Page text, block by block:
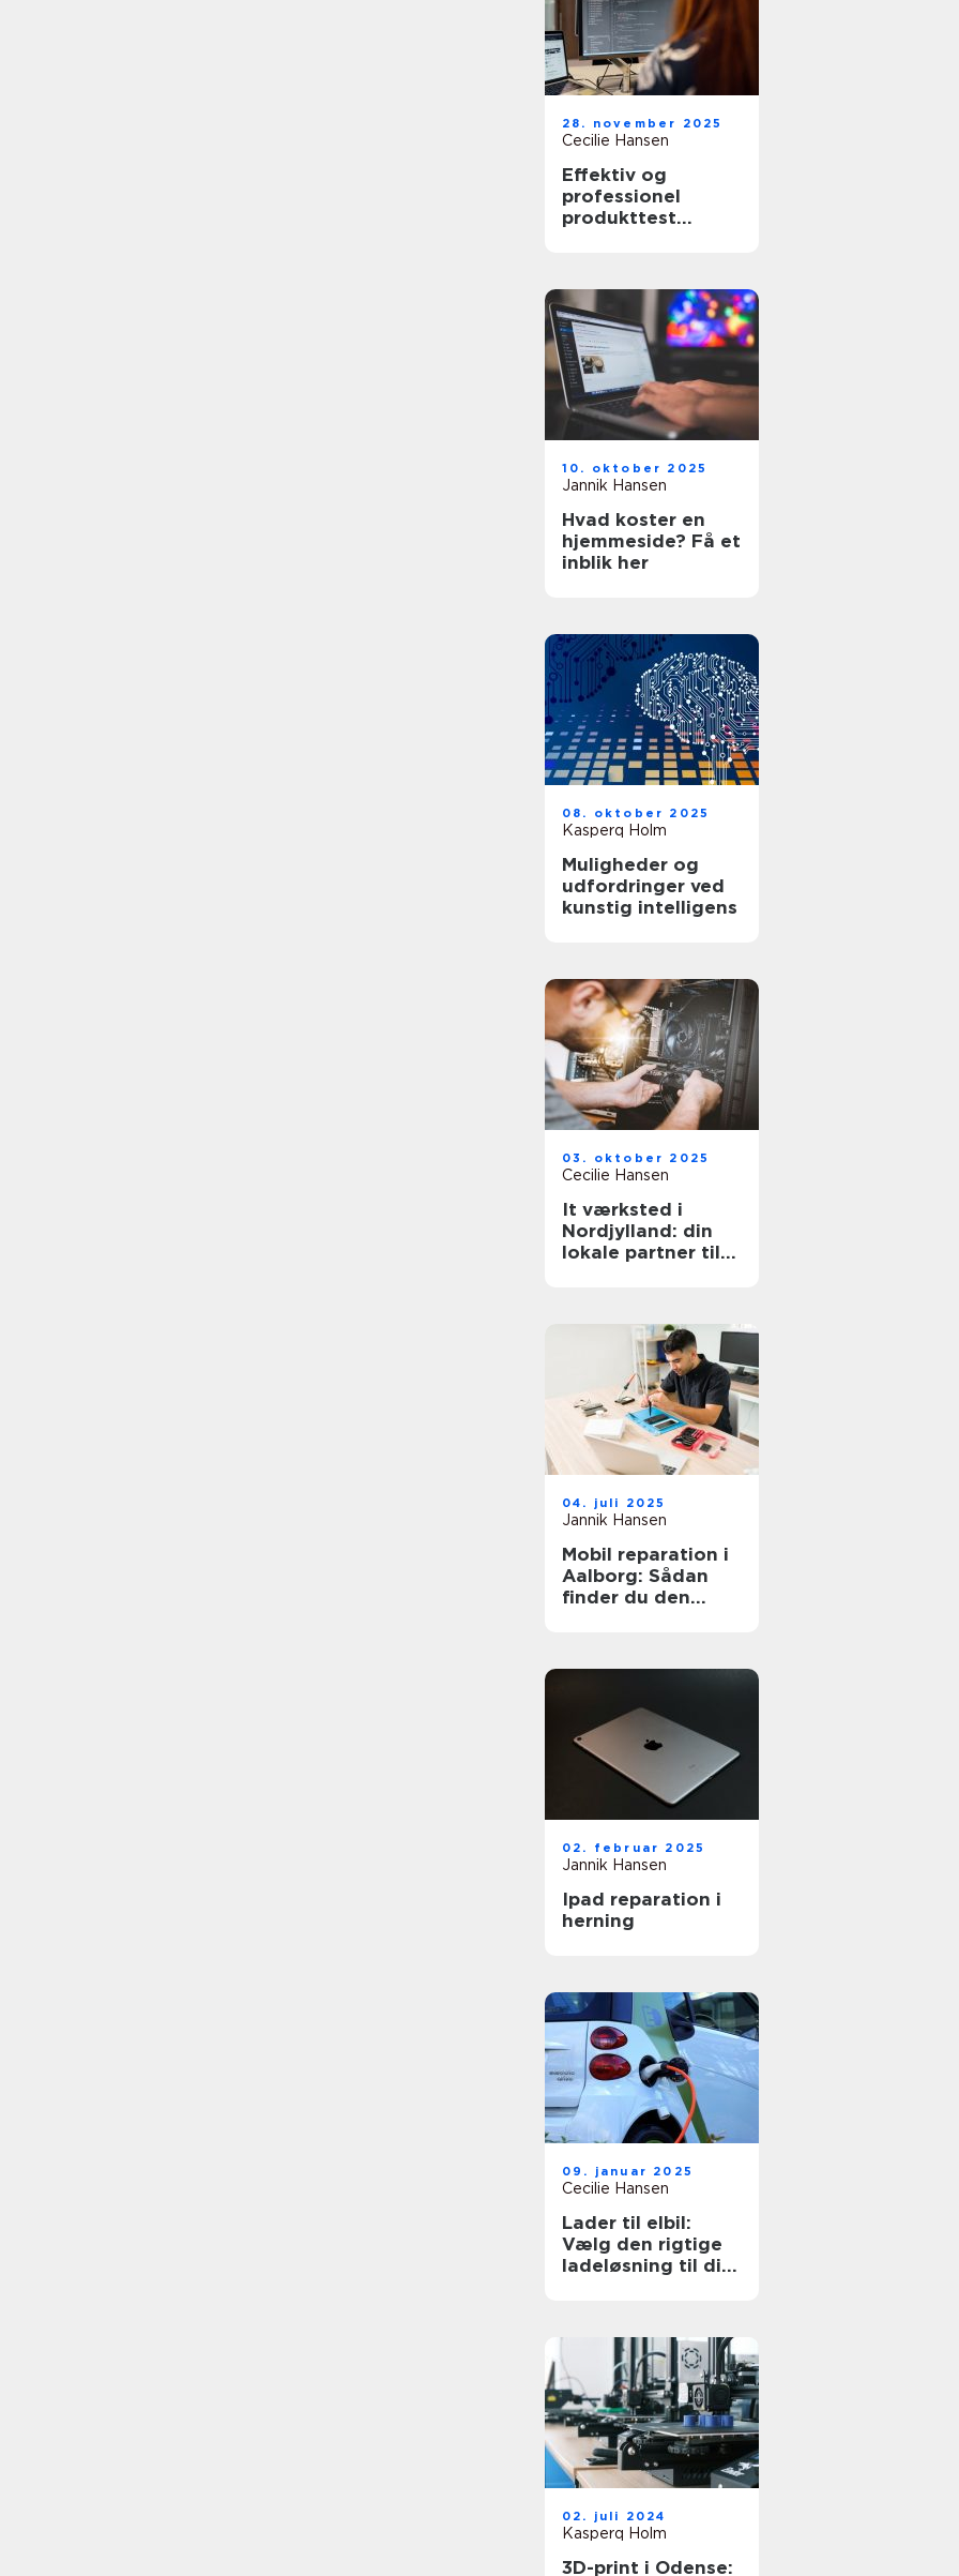
28. november 2025
Cecilie Hansen
Effektiv og
professionel
produkttest
10. oktober 2025
Jannik Hansen
Hvad koster en
hjemmeside? Få et
inblik her
08. oktober 2025
Kasperq Holm
Muligheder og
udfordringer ved
kunstig intelligens
03. oktober 2025
Cecilie Hansen
It værksted i
Nordjylland: din
lokale partner til
04. juli 2025
Jannik Hansen
Mobil reparation i
Aalborg: Sådan
finder du den
02. februar 2025
Jannik Hansen
Ipad reparation i
herning
09. januar 2025
Cecilie Hansen
Lader til elbil:
Vælg den rigtige
ladeløsning til dit
02. juli 2024
Kasperq Holm
3D-print i Odense: